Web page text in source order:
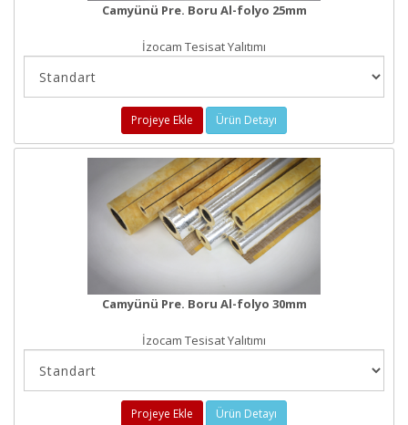
Camyünü Pre. Boru Al-folyo 25mm
İzocam Tesisat Yalıtımı
Projeye Ekle Ürün Detayı
Camyünü Pre. Boru Al-folyo 30mm
İzocam Tesisat Yalıtımı
Projeye Ekle Ürün Detayı